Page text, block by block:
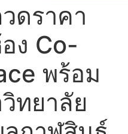
ดราคา
ง Co-
พร้อม
ทยาลัย